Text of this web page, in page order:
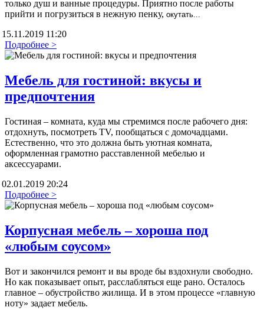
только душ и ванные процедуры. Приятно после работы
прийти и погрузиться в нежную пенку, окутать...
15.11.2019 11:20
Подробнее >
Мебель для гостиной: вкусы и
предпочтения
Гостиная – комната, куда мы стремимся после рабочего дня:
отдохнуть, посмотреть TV, пообщаться с домочадцами.
Естественно, что это должна быть уютная комната,
оформленная грамотно расставленной мебелью и
аксессуарами.
02.01.2019 20:24
Подробнее >
Корпусная мебель – хороша под
«любым соусом»
Вот и закончился ремонт и вы вроде бы вздохнули свободно.
Но как показывает опыт, расслабляться еще рано. Осталось
главное – обустройство жилища. И в этом процессе «главную
ноту» задает мебель.